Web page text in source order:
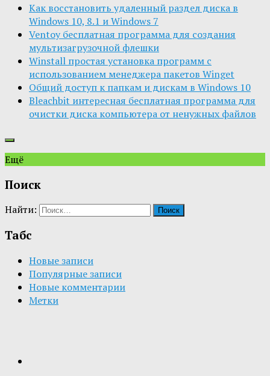
Как восстановить удаленный раздел диска в
Windows 10, 8.1 и Windows 7
Ventoy бесплатная программа для создания
мультизагрузочной флешки
Winstall простая установка программ с
использованием менеджера пакетов Winget
Общий доступ к папкам и дискам в Windows 10
Bleachbit интересная бесплатная программа для
очистки диска компьютера от ненужных файлов
Ещё
Поиск
Найти:
Табс
Новые записи
Популярные записи
Новые комментарии
Метки